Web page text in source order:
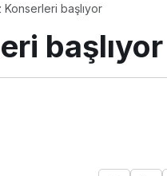
Konserleri başlıyor
başlıyor